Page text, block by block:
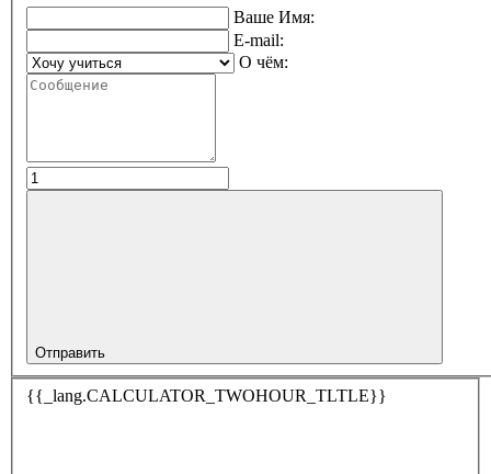
Ваше Имя:
E-mail:
О чём:
Отправить
{{_lang.CALCULATOR_TWOHOUR_TLTLE}}